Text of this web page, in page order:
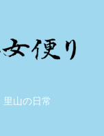
里山の日常